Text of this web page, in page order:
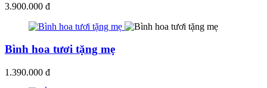
3.900.000 đ
Bình hoa tươi tặng mẹ
1.390.000 đ